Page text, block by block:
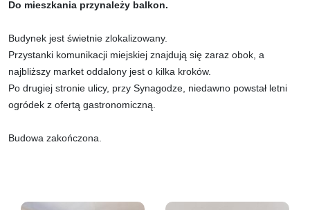
Do mieszkania przynależy balkon.
Budynek jest świetnie zlokalizowany.
Przystanki komunikacji miejskiej znajdują się zaraz obok, a
najbliższy market oddalony jest o kilka kroków.
Po drugiej stronie ulicy, przy Synagodze, niedawno powstał letni
ogródek z ofertą gastronomiczną.
Budowa zakończona.